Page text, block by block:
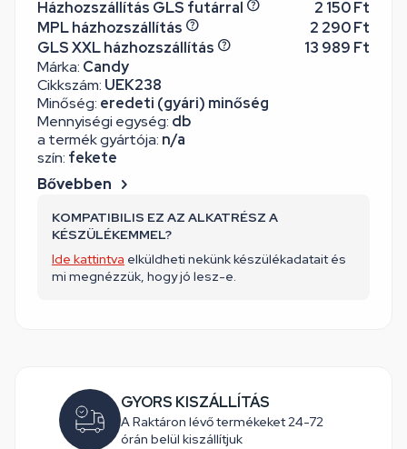
Márka: Candy
Cikkszám: UEK238
Minőség: eredeti (gyári) minőség
Mennyiségi egység: db
Házhozszállítás GLS futárral
2 150 Ft
MPL házhozszállítás
2 290 Ft
GLS XXL házhozszállítás
13 989 Ft
a termék gyártója: n/a
szín: fekete
Bővebben
KOMPATIBILIS EZ AZ ALKATRÉSZ A
KÉSZÜLÉKEMMEL?
Ide kattintva elküldheti nekünk készülékadatait és
mi megnézzük, hogy jó lesz-e.
GYORS KISZÁLLÍTÁS
A Raktáron lévő termékeket 24-72
órán belül kiszállítjuk